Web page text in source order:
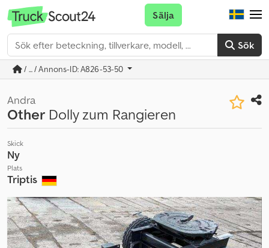
Sök
Sälja
/ ... / Annons-ID: A826-53-50
Andra
Other Dolly zum Rangieren
Skick
Ny
Plats
Triptis